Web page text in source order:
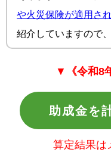
や火災保険が適用さ
紹介していますので
▼ 《令和8
助成金を
算定結果は